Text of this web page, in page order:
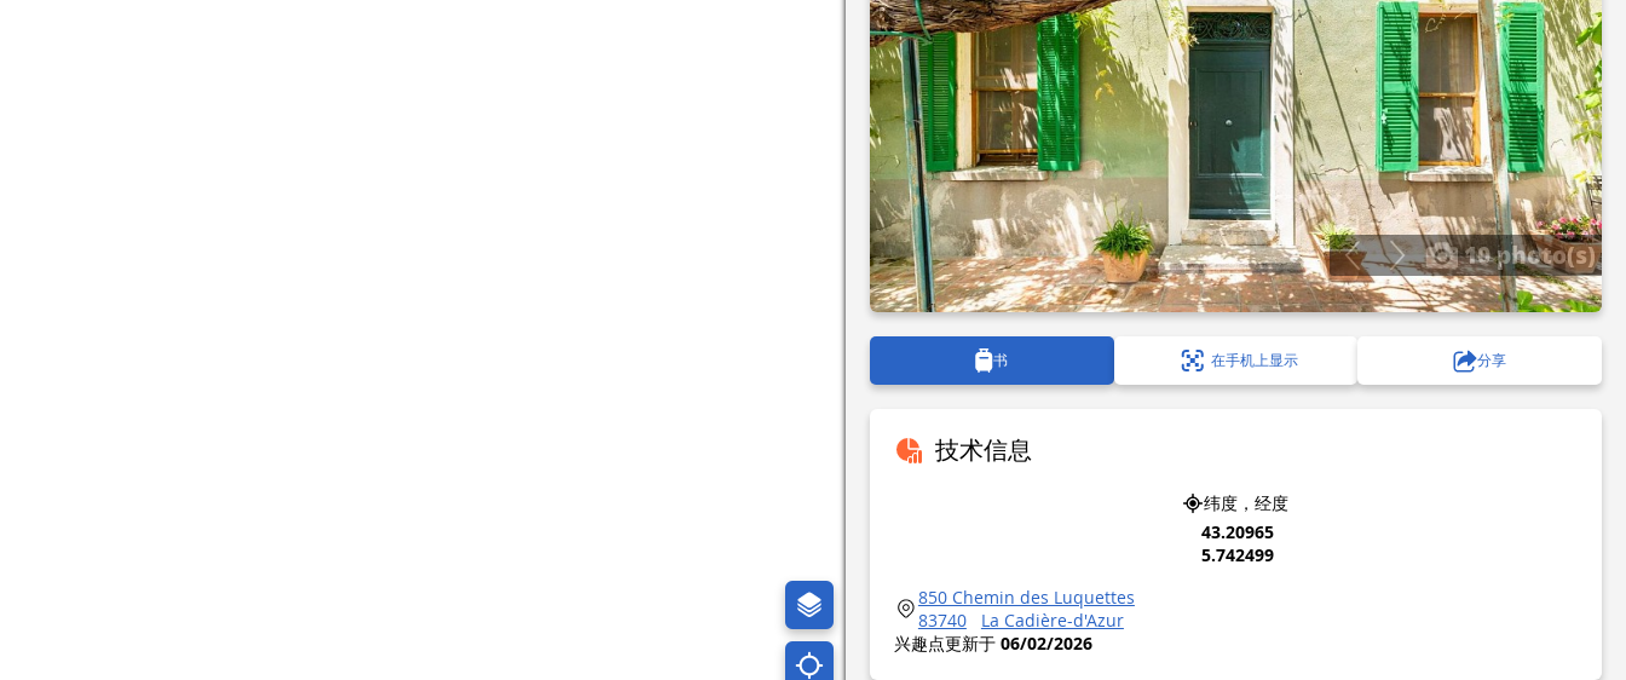
10 photo(s)
书 在手机上显示 分享
技术信息
纬度，经度
43.20965
5.742499
850 Chemin des Luquettes
83740
La Cadière-d'Azur
兴趣点更新于 06/02/2026